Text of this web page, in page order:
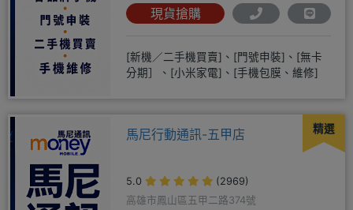
現貨搶購
[新機／二手機買賣]、[門號申裝]、[無卡
分期］、[小米家電]、[手機包膜、維修]
精選
馬尼行動通訊-五甲店
5.0
(2969)
高雄市鳳山區五甲二路374號